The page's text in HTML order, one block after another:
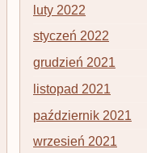
luty 2022
styczeń 2022
grudzień 2021
listopad 2021
październik 2021
wrzesień 2021